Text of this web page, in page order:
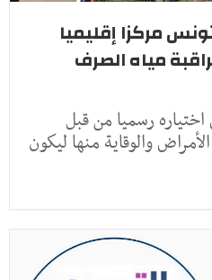
مركزا إقليميا
مياه الصرف
رسميا من قبل
والوقاية منها ليكون